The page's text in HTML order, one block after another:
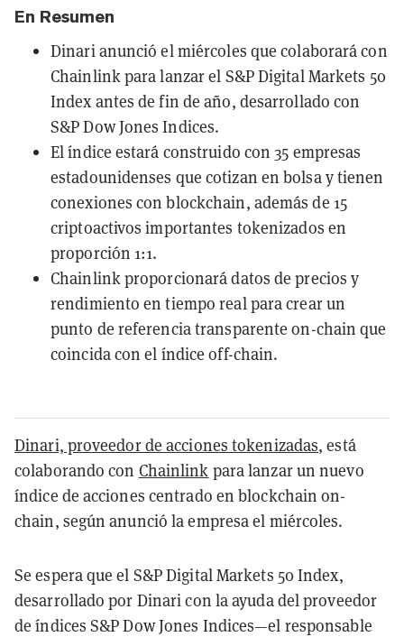
En Resumen
Dinari anunció el miércoles que colaborará con
Chainlink para lanzar el S&P Digital Markets 50
Index antes de fin de año, desarrollado con
S&P Dow Jones Indices.
El índice estará construido con 35 empresas
estadounidenses que cotizan en bolsa y tienen
conexiones con blockchain, además de 15
criptoactivos importantes tokenizados en
proporción 1:1.
Chainlink proporcionará datos de precios y
rendimiento en tiempo real para crear un
punto de referencia transparente on-chain que
coincida con el índice off-chain.
Dinari, proveedor deacciones tokenizadas, está
colaborando con Chainlink para lanzar un nuevo
índice de acciones centrado en blockchain on-
chain, según anunció la empresa el miércoles.
Se espera que el S&P Digital Markets 50 Index,
desarrollado por Dinari con la ayuda del proveedor
de índices S&P Dow Jones Indices—el responsable